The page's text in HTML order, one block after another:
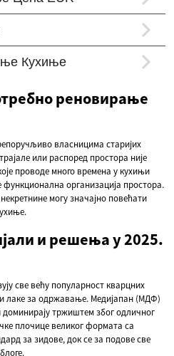
реновирање
власницима старијих
или распоред простора није
проводе много времена у кухињи
функционална организација простора.
могу значајно повећати
и решења у 2025.
све већу популарност кварцних
лаке за одржавање. Медијапан (МДФ)
тржиштем због одличног
плочице великог формата са
за зидове, док се за подове све